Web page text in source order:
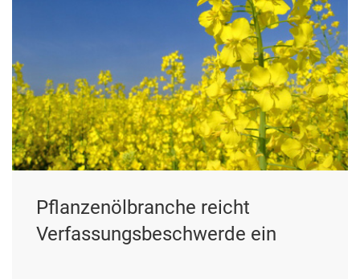
Pflanzenölbranche reicht
Verfassungsbeschwerde ein